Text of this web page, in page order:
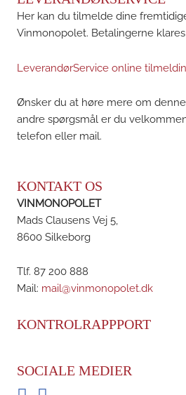
Her kan du tilmelde dine
Vinmonopolet. Betalingerne
LeverandørService online
Ønsker du at høre mere om
andre spørgsmål er du
telefon eller mail.
KONTAKT OS
VINMONOPOLET
Mads Clausens Vej 5,
8600 Silkeborg
Tlf. 87 200 888
Mail: mail@vinmonopolet.dk
KONTROLRAPPPORT
SOCIALE MEDIER